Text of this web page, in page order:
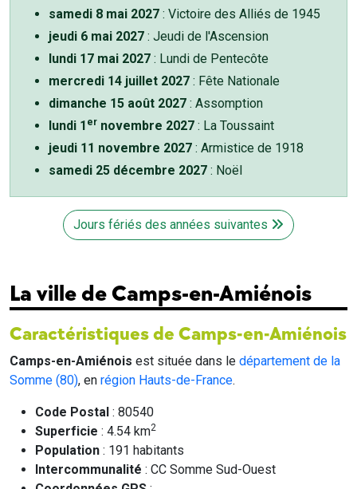
samedi 8 mai 2027 : Victoire des Alliés de 1945
jeudi 6 mai 2027 : Jeudi de l'Ascension
lundi 17 mai 2027 : Lundi de Pentecôte
mercredi 14 juillet 2027 : Fête Nationale
dimanche 15 août 2027 : Assomption
lundi 1 er novembre 2027 : La Toussaint
jeudi 11 novembre 2027 : Armistice de 1918
samedi 25 décembre 2027 : Noël
Jours fériés des années suivantes
La ville de Camps-en-Amiénois
Caractéristiques de Camps-en-Amiénois
Camps-en-Amiénois est située dans le département de la
Somme (80), en région Hauts-de-France.
Code Postal : 80540
Superficie : 4.54 km2
Population : 191 habitants
Intercommunalité : CC Somme Sud-Ouest